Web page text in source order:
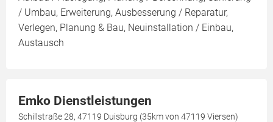
/ Umbau, Erweiterung, Ausbesserung / Reparatur,
Verlegen, Planung & Bau, Neuinstallation / Einbau,
Austausch
Emko Dienstleistungen
Schillstraße 28, 47119 Duisburg (35km von 47119 Viersen)